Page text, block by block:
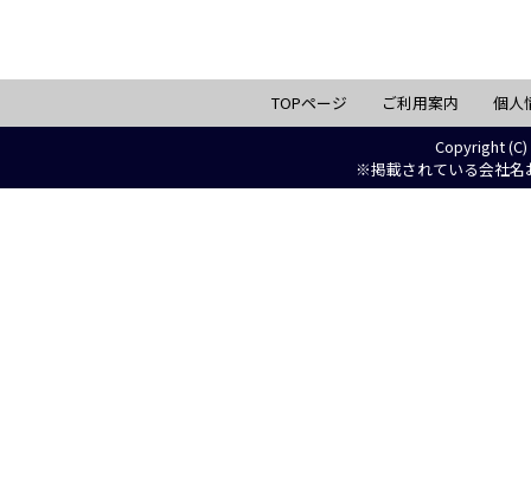
TOPページ ご利用案内
個人
Copyright
※掲載されている会社名